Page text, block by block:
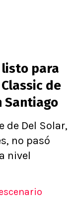
para
de
Santiago
de Del Solar,
no pasó
nivel